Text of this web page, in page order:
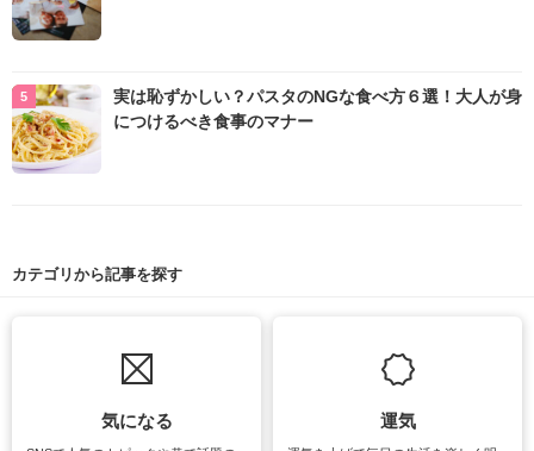
実は恥ずかしい？パスタのNGな食べ方６選！大人が身
につけるべき食事のマナー
カテゴリから記事を探す
気になる 運気